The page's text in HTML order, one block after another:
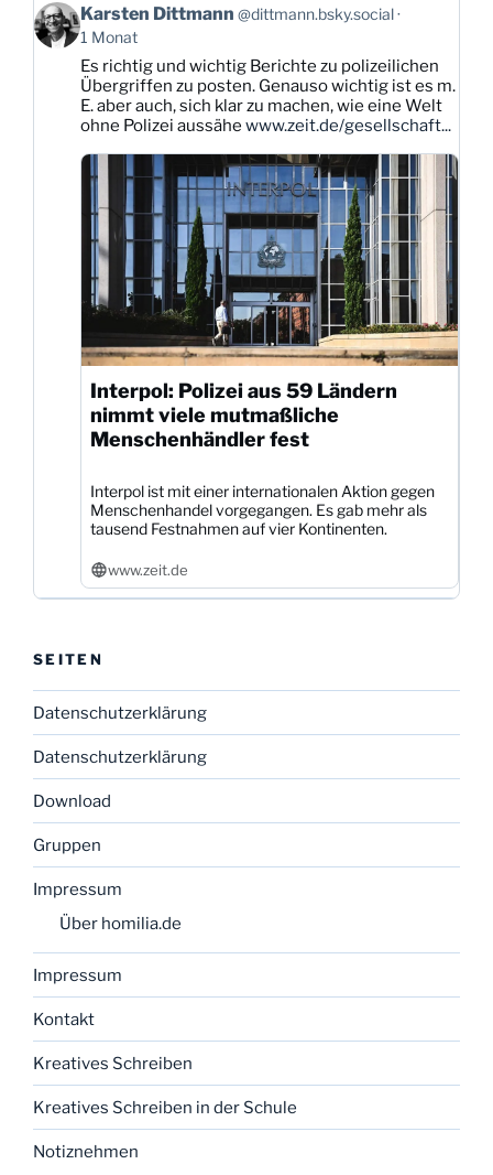
Beitrag
von
Karsten
Dittmann
Bluesky
ansehen
Karsten Dittmann @dittmann.bsky.social
1 Monat
Es richtig und wichtig Berichte zu polizeilichen
Übergriffen zu posten. Genauso wichtig ist es m.
E. aber auch, sich klar zu machen, wie eine Welt
ohne Polizei aussähe www.zeit.de/gesellschaft...
Interpol: Polizei aus 59 Ländern
nimmt viele mutmaßliche
Menschenhändler fest
Interpol ist mit einer internationalen Aktion gegen
Menschenhandel vorgegangen. Es gab mehr als
tausend Festnahmen auf vier Kontinenten.
www.zeit.de
SEITEN
Datenschutzerklärung
Datenschutzerklärung
Download
Gruppen
Impressum
Über homilia.de
Impressum
Kontakt
Kreatives Schreiben
Kreatives Schreiben in der Schule
Notiznehmen